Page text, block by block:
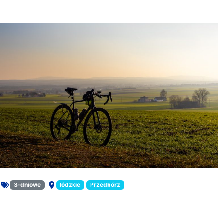
Rodzaj oferty:
3-dniowe
Miejsce:
łódzkie Przedbórz